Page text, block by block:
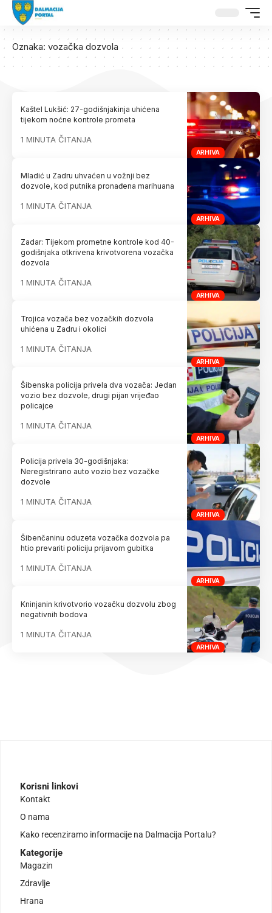
Oznaka: vozačka dozvola
ARHIVA
Kaštel Lukšić: 27-godišnjakinja uhićena
tijekom noćne kontrole prometa
1 MINUTA ČITANJA
ARHIVA
Mladić u Zadru uhvaćen u vožnji bez
dozvole, kod putnika pronađena marihuana
1 MINUTA ČITANJA
ARHIVA
Zadar: Tijekom prometne kontrole kod 40-
godišnjaka otkrivena krivotvorena vozačka
dozvola
1 MINUTA ČITANJA
ARHIVA
Trojica vozača bez vozačkih dozvola
uhićena u Zadru i okolici
1 MINUTA ČITANJA
ARHIVA
Šibenska policija privela dva vozača: Jedan
vozio bez dozvole, drugi pijan vrijeđao
policajce
1 MINUTA ČITANJA
ARHIVA
Policija privela 30-godišnjaka:
Neregistrirano auto vozio bez vozačke
dozvole
1 MINUTA ČITANJA
ARHIVA
Šibenčaninu oduzeta vozačka dozvola pa
htio prevariti policiju prijavom gubitka
1 MINUTA ČITANJA
ARHIVA
Kninjanin krivotvorio vozačku dozvolu zbog
negativnih bodova
1 MINUTA ČITANJA
Korisni linkovi
Kontakt
O nama
Kako recenziramo informacije na Dalmacija Portalu?
Kategorije
Magazin
Zdravlje
Hrana